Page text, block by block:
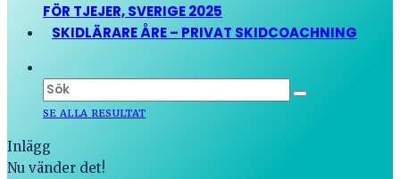
FÖR TJEJER, SVERIGE 2025
SKIDLÄRARE ÅRE – PRIVAT SKIDCOACHNING
SE ALLA RESULTAT
Inlägg
Nu vänder det!